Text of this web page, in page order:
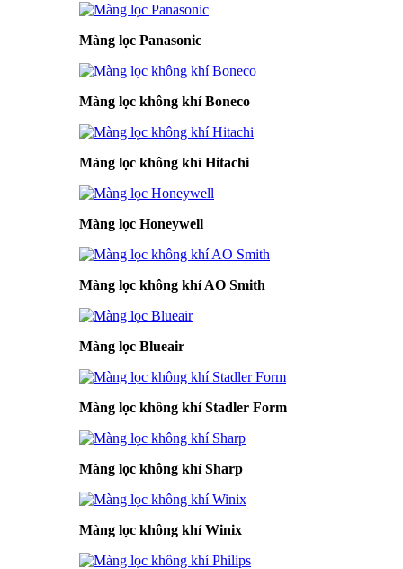
Màng lọc Panasonic
Màng lọc không khí Boneco
Màng lọc không khí Hitachi
Màng lọc Honeywell
Màng lọc không khí AO Smith
Màng lọc Blueair
Màng lọc không khí Stadler Form
Màng lọc không khí Sharp
Màng lọc không khí Winix